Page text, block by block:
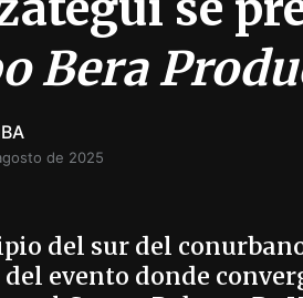
Bera
de 2025
del sur del
evento donde